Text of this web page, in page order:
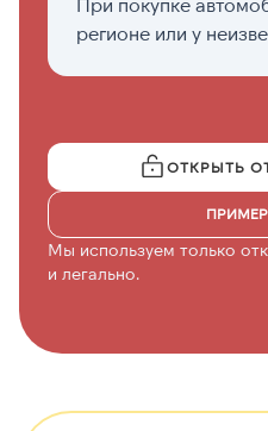
регионе или у
ОТКРЫТЬ
Мы используем только
и легально.